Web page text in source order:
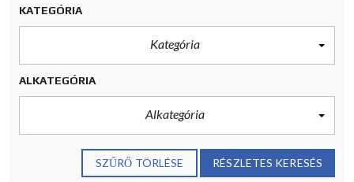
KATEGÓRIA
Kategória
ALKATEGÓRIA
Alkategória
SZŰRŐ TÖRLÉSE RÉSZLETES KERESÉS